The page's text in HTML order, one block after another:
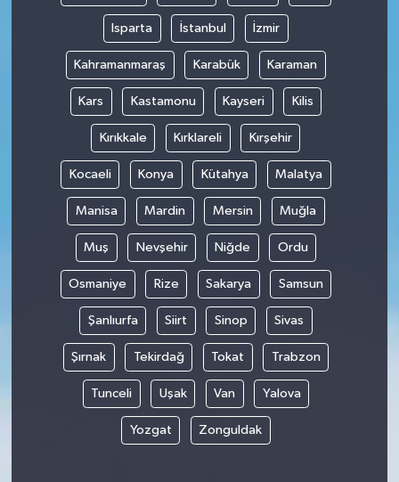
Isparta İstanbul İzmir
Kahramanmaraş Karabük Karaman
Kars Kastamonu Kayseri Kilis
Kırıkkale Kırklareli Kırşehir
Kocaeli Konya Kütahya Malatya
Manisa Mardin Mersin Muğla
Muş Nevşehir Niğde Ordu
Osmaniye Rize Sakarya Samsun
Şanlıurfa Siirt Sinop Sivas
Şırnak Tekirdağ Tokat Trabzon
Tunceli Uşak Van Yalova
Yozgat Zonguldak